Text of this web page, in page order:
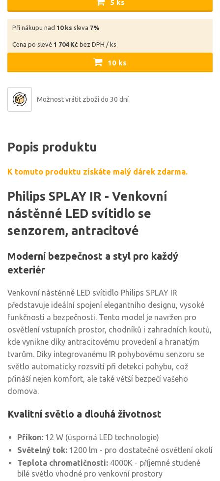
5 ks
Při nákupu nad 10 ks sleva 7%
Cena po slevě 1 704 Kč bez DPH / ks
10 ks
Možnost vrátit zboží do 30 dní
Popis produktu
K tomuto produktu získáte malý dárek zdarma.
Philips SPLAY IR - Venkovní
nástěnné LED svítidlo se
senzorem, antracitové
Moderní bezpečnost a styl pro každý
exteriér
Venkovní nástěnné LED svítidlo Philips SPLAY IR
představuje ideální spojení elegantního designu, vysoké
funkčnosti a bezpečnosti. Tento model je navržen pro
osvětlení vstupních prostor, chodníků i zahradních koutů,
kde vynikne díky antracitovému provedení a hranatým
tvarům. Díky integrovanému IR pohybovému senzoru se
světlo automaticky rozsvítí při detekci pohybu, což
přináší nejen komfort, ale také větší bezpečí vašeho
domova.
Kvalitní světlo a dlouhá životnost
Příkon: 12 W (úsporná LED technologie)
Světelný tok: 1200 lm - pro dostatečné osvětlení okolí
Teplota chromatičnosti: 4000K - příjemné studené
bílé světlo vhodné pro venkovní prostory